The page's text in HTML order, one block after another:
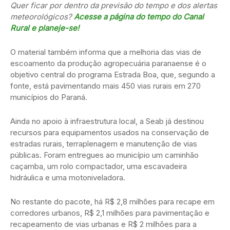
Quer ficar por dentro da previsão do tempo e dos alertas
meteorológicos?Acesse a página do tempo do Canal
Rural e planeje-se!
O material também informa que a melhoria das vias de
escoamento da produção agropecuária paranaense é o
objetivo central do programa Estrada Boa, que, segundo a
fonte, está pavimentando mais 450 vias rurais em 270
municípios do Paraná.
Ainda no apoio à infraestrutura local, a Seab já destinou
recursos para equipamentos usados na conservação de
estradas rurais, terraplenagem e manutenção de vias
públicas. Foram entregues ao município um caminhão
caçamba, um rolo compactador, uma escavadeira
hidráulica e uma motoniveladora.
No restante do pacote, há R$ 2,8 milhões para recape em
corredores urbanos, R$ 2,1 milhões para pavimentação e
recapeamento de vias urbanas e R$ 2 milhões para a